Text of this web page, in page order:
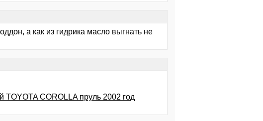
а как из гидрика масло выгнать не
TOYOTA COROLLA пруль 2002 год